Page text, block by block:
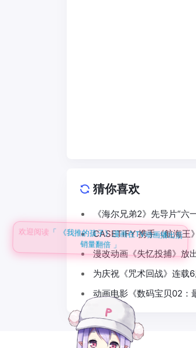
猜你喜欢
《海尔兄弟2》先导片“
CASETiFY 携手《航海王
漫改动画《失忆投捕》放
为庆祝《咒术回战》连载
动画电影《数码宝贝02：
欢迎阅读 「 《我推的孩子》漫画在TV动画播出后
销量翻倍 」